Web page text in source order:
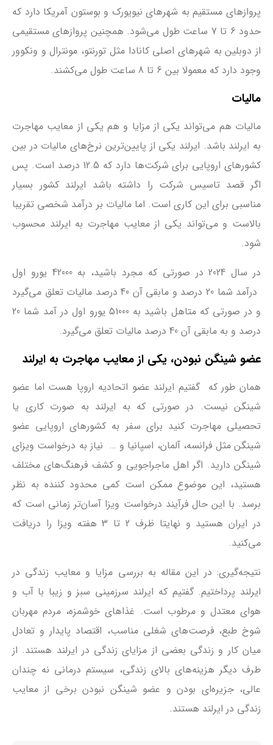
پروازهای مستقیم به شهرهای نیویورک و بوستون آمریکا دارد که
حدود 6 تا 7 ساعت طول می‌شود. همچنین پروازهای مستقیمی
از دوبلین به شهرهای اصلی کانادا مثل تورنتو، مونترال و ونکوور
وجود دارد که معمولا بین 6 تا 8 ساعت طول می‌کشند.
مالیات
مالیات هم می‌تواند یکی از مزایا و هم یکی از معایب مهاجرت
به ایرلند باشد. ایرلند یکی از پایین‌ترین نرخ‌های مالیات در بین
کشورهای اروپایی برای شرکت‌ها دارد که 12.5 درصد است. پس
اگر قصد تاسیس شرکت را داشته باشد ایرلند کشور بسیار
مناسبی برای این کاری است. اما مالیات بر درآمد شخصی تقریبا
بالاست و می‌تواند یکی از معایب مهاجرت به ایرلند محسوب
شود.
در سال 2024 در صورتی که مجرد باشید، به 42000 یورو اول
درآمد شما 20 درصد و مابقی آن 40 درصد مالیات تعلق می‌گیرد
و در صورتی که متاهل باشید به 51000 یورو اول در آمد شما 20
درصد و به مابقی آن 40 درصد مالیات تعلق می‌گیرد.
عضو شینگن نبودن، یکی از معایب مهاجرت به ایرلند
همان طور که گفتیم ایرلند عضو اتحادیه اروپا هست اما عضو
شینگن نیست. در صورتی که به ایرلند به صورت کاری یا
تحصیلی مهاجرت کنید برای سفر به کشورهای اروپایی عضو
شینگن مثل فرانسه، آلمان، اسپانیا و … نیاز به درخواست ویزای
شینگن دارید. اگر اهل ماجراجویی و کشف فرهنگ‌های مختلف
هستید، این موضوع ممکن است کمی محدود کننده به نظر
برسد. با این حال فرآیند درخواست ویزا آسان‌تر زمانی است که
در ایران هستید و نهایتا ظرف 2 تا 3 هفته ویزا را دریافت
می‌کنید.
نتیجه‌گیری: در این مقاله به بررسی مزایا و معایب زندگی در
ایرلند پرداختیم. گفتیم که ایرلند سرزمینی سبز و زیبا با آب و
هوای معتدل و مرطوب است. غذاهای خوشمزه، مردم مهربان
شوخ طبع، فرصت‌های شغلی مناسب، اقتصاد پایدار و تعادل
میان کار و زندگی بعضی از مزایای زندگی در ایرلند هستند. از
طرف دیگر هزینه‌های بالای زندگی، سیستم درمانی نه چندان
عالی، جزیره‌ای بودن و عضو شینگن نبودن برخی از معایب
زندگی در ایرلند هستند.